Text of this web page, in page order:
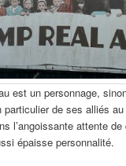
est un personnage,
particulier de ses alliés
l’angoissante attente
épaisse personnalité.